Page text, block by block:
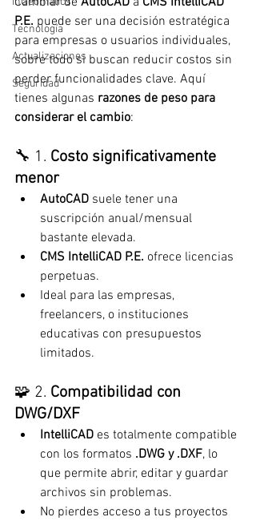
Tecnología
Actualizaciones
Seguridad
P.E. puede ser una decisión estratégica
para empresas o usuarios individuales,
sobre todo si buscan reducir costos sin
perder funcionalidades clave. Aquí
tienes algunas razones de peso para
considerar el cambio:
🔧 1. Costo significativamente
menor
AutoCAD suele tener una
suscripción anual/mensual
bastante elevada.
CMS IntelliCAD P.E. ofrece licencias
perpetuas.
Ideal para las empresas,
freelancers, o instituciones
educativas con presupuestos
limitados.
🧩 2. Compatibilidad con
DWG/DXF
IntelliCAD es totalmente compatible
con los formatos .DWG y .DXF, lo
que permite abrir, editar y guardar
archivos sin problemas.
No pierdes acceso a tus proyectos